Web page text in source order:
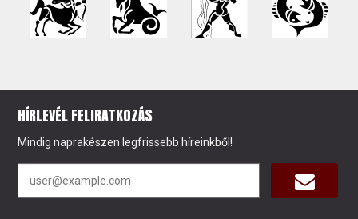
HÍRLEVÉL FELIRATKOZÁS
Mindig naprakészen legfrissebb híreinkből!